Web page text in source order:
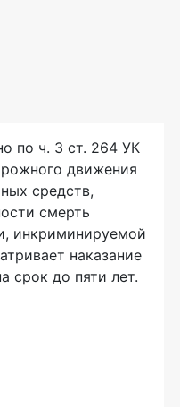
по ч. 3 ст. 264 УК
движения
средств,
смерть
инкриминируемой
наказание
срок до пяти лет.